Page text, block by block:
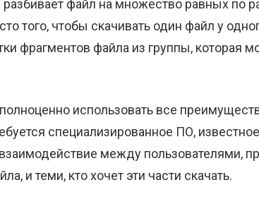
разбивает файл на множество равных по
того, чтобы скачивать один файл у
фрагментов файла из группы, которая
использовать все
специализированное ПО,
взаимодействие между пользователями,
и теми, кто хочет эти части скачать.